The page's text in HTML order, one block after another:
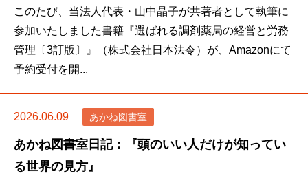
このたび、当法人代表・山中晶子が共著者として執筆に
参加いたしました書籍『選ばれる調剤薬局の経営と労務
管理〔3訂版〕』（株式会社日本法令）が、Amazonにて
予約受付を開...
2026.06.09 あかね図書室
あかね図書室日記：『頭のいい人だけが知ってい
る世界の見方』